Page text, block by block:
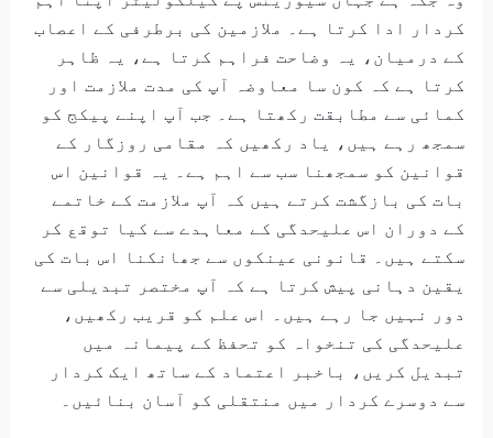
کردار ادا کرتا ہے۔ ملازمین کی برطرفی کے اعصاب
کے درمیان، یہ وضاحت فراہم کرتا ہے، یہ ظاہر
کرتا ہے کہ کون سا معاوضہ آپ کی مدت ملازمت اور
کمائی سے مطابقت رکھتا ہے۔ جب آپ اپنے پیکج کو
سمجھ رہے ہیں، یاد رکھیں کہ مقامی روزگار کے
قوانین کو سمجھنا سب سے اہم ہے۔ یہ قوانین اس
بات کی بازگشت کرتے ہیں کہ آپ ملازمت کے خاتمے
کے دوران اس علیحدگی کے معاہدے سے کیا توقع کر
سکتے ہیں۔ قانونی عینکوں سے جھانکنا اس بات کی
یقین دہانی پیش کرتا ہے کہ آپ مختصر تبدیلی سے
دور نہیں جا رہے ہیں۔ اس علم کو قریب رکھیں،
علیحدگی کی تنخواہ کو تحفظ کے پیمانہ میں
تبدیل کریں، باخبر اعتماد کے ساتھ ایک کردار
سے دوسرے کردار میں منتقلی کو آسان بنائیں۔